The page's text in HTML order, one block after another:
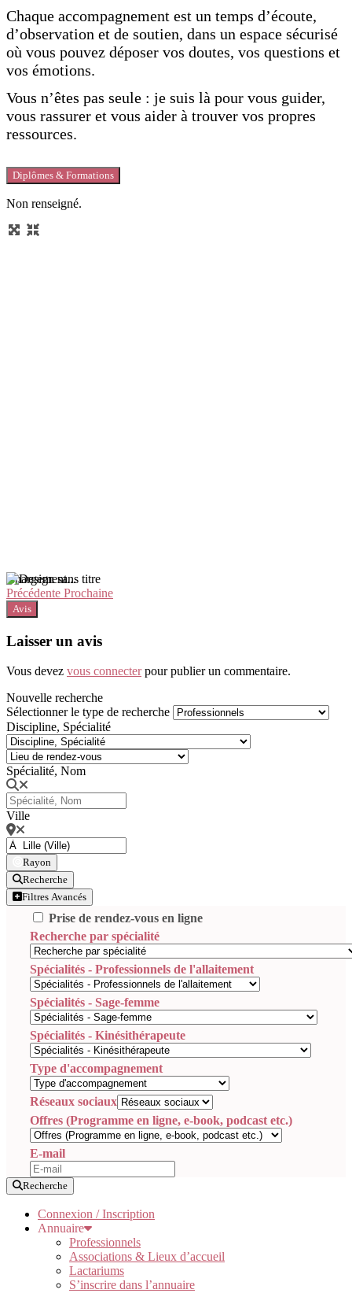
Chaque accompagnement est un temps d’écoute,
d’observation et de soutien, dans un espace sécurisé
où vous pouvez déposer vos doutes, vos questions et
vos émotions.
Vous n’êtes pas seule : je suis là pour vous guider,
vous rassurer et vous aider à trouver vos propres
ressources.
Diplômes & Formations
Non renseigné.
Chargement...
Précédente Prochaine
Avis
Laisser un avis
Vous devez vous connecterpour publier un commentaire.
Nouvelle recherche
Sélectionner le type de recherche
Discipline, Spécialité
Spécialité, Nom
Ville
Rayon
Recherche
Filtres Avancés
Prise de rendez-vous en ligne
Recherche par spécialité
Spécialités - Professionnels de l'allaitement
Spécialités - Sage-femme
Spécialités - Kinésithérapeute
Type d'accompagnement
Réseaux sociaux
Offres (Programme en ligne, e-book, podcast etc.)
E-mail
Recherche
Connexion / Inscription
Annuaire
Professionnels
Associations & Lieux d’accueil
Lactariums
S’inscrire dans l’annuaire